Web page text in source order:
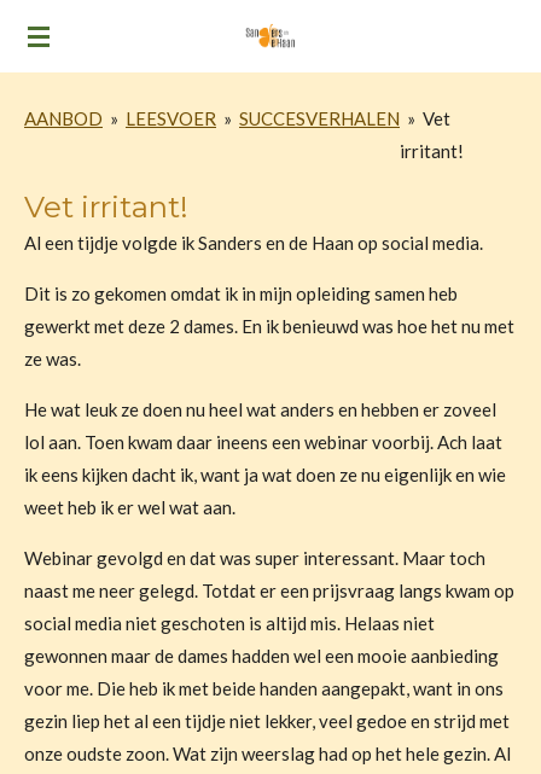
Ga
deAANBOD » LEESVOER » SUCCESVERHALEN » Vet
irritant!
Vet irritant!
Al een tijdje volgde ik Sanders en de Haan op social media.
Dit is zo gekomen omdat ik in mijn opleiding samen heb
gewerkt met deze 2 dames. En ik benieuwd was hoe het nu met
ze was.
He wat leuk ze doen nu heel wat anders en hebben er zoveel
lol aan. Toen kwam daar ineens een webinar voorbij. Ach laat
ik eens kijken dacht ik, want ja wat doen ze nu eigenlijk en wie
weet heb ik er wel wat aan.
Webinar gevolgd en dat was super interessant. Maar toch
naast me neer gelegd. Totdat er een prijsvraag langs kwam op
social media niet geschoten is altijd mis. Helaas niet
gewonnen maar de dames hadden wel een mooie aanbieding
voor me. Die heb ik met beide handen aangepakt, want in ons
gezin liep het al een tijdje niet lekker, veel gedoe en strijd met
onze oudste zoon. Wat zijn weerslag had op het hele gezin. Al